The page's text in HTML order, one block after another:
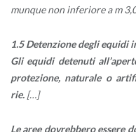
mun­que non in­fe­rio­re a m
1.5 De­ten­zio­ne degli equi­di
Gli equi­di de­te­nu­ti
pro­te­zio­ne, na­tu­ra­le o
rie. […]
Le aree do­vreb­be­ro es­se­re